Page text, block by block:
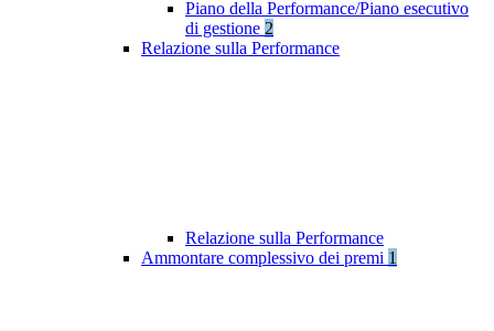
Piano della Performance/Piano esecutivo
di gestione 2
Relazione sulla Performance
Relazione sulla Performance
Ammontare complessivo dei premi 1